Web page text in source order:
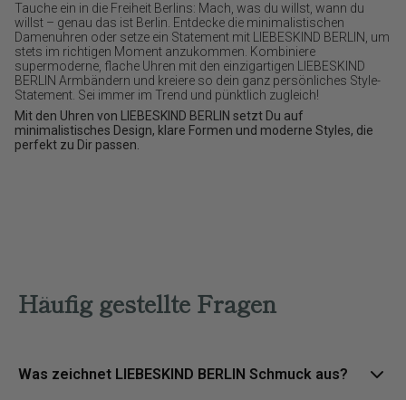
Tauche ein in die Freiheit Berlins: Mach, was du willst, wann du
willst – genau das ist Berlin. Entdecke die minimalistischen
Damenuhren oder setze ein Statement mit LIEBESKIND BERLIN, um
stets im richtigen Moment anzukommen. Kombiniere
supermoderne, flache Uhren mit den einzigartigen LIEBESKIND
BERLIN Armbändern und kreiere so dein ganz persönliches Style-
Statement. Sei immer im Trend und pünktlich zugleich!
Mit den Uhren von LIEBESKIND BERLIN setzt Du auf
minimalistisches Design, klare Formen und moderne Styles, die
perfekt zu Dir passen.
Häufig gestellte Fragen
Was zeichnet LIEBESKIND BERLIN Schmuck aus?